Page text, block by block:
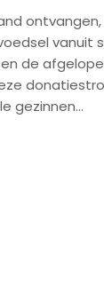
vanuit
de
gezinnen…